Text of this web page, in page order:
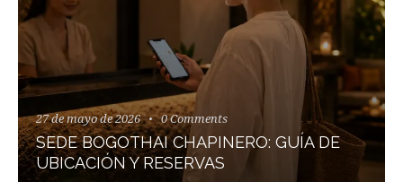
27 de mayo de 2026 0 Comments
SEDE BOGOTHAI CHAPINERO: GUÍA DE
UBICACIÓN Y RESERVAS